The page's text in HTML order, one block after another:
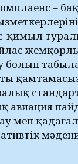
–
қимыл
болып
авиация
мен